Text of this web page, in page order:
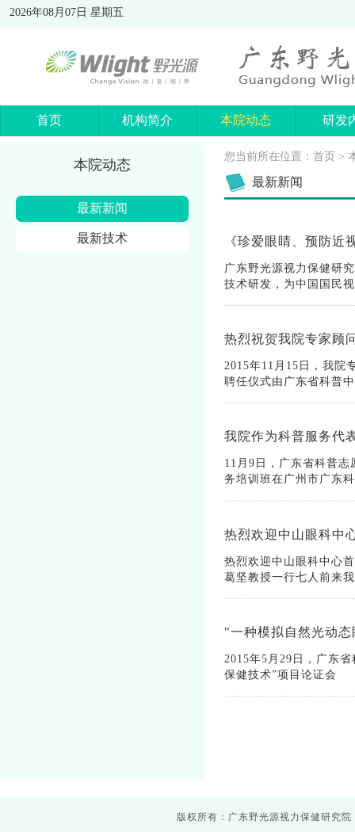
2026年08月07日 星期五
首页 机构简介 本院动态 研发
本院动态
最新新闻
最新技术
您当前所在位置： 首页 >
最新新闻
《珍爱眼睛、预防近
广东野光源视力保健研
技术研发，为中国国民
热烈祝贺我院专家顾
2015年11月15日，我院
聘任仪式由广东省科普
我院作为科普服务代
11月9日，广东省科普
务培训班在广州市广东
热烈欢迎中山眼科中
热烈欢迎中山眼科中心
葛坚教授一行七人前来
"一种模拟自然光动
2015年5月29日，广东
保健技术”项目论证会
版权所有：广东野光源视力保健研究院